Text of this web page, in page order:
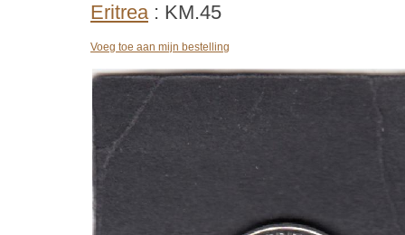
Eritrea: KM.45
Voeg toe aan mijn bestelling